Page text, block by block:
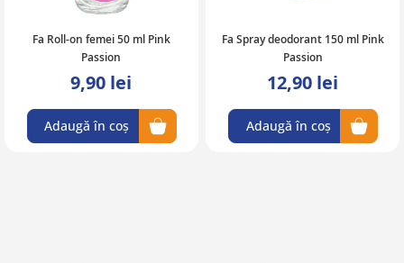
Fa Roll-on femei 50 ml Pink
Passion
9,90 lei
Adaugă în coș
Fa Spray deodorant 150 ml Pink
Passion
12,90 lei
Adaugă în coș